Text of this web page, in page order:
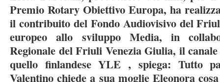
Premio Rotary Obiettivo Europa, ha
il contribuito del Fondo Audiovisivo del
europeo allo sviluppo Media, in
Regionale del Friuli Venezia Giulia, il
quello finlandese YLE , spiega: Tutto
Valentino chiede a sua moglie Eleonora